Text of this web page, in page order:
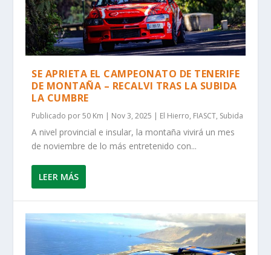
SE APRIETA EL CAMPEONATO DE TENERIFE
DE MONTAÑA – RECALVI TRAS LA SUBIDA
LA CUMBRE
Publicado por50 Km | Nov 3, 2025 | El Hierro, FIASCT, Subida
A nivel provincial e insular, la montaña vivirá un mes
de noviembre de lo más entretenido con...
LEER MÁS